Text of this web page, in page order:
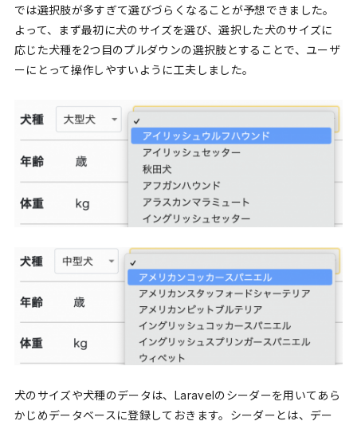
では選択肢が多すぎて選びづらくなることが予想できました。
よって、まず最初に犬のサイズを選び、選択した犬のサイズに
応じた犬種を2つ目のプルダウンの選択肢とすることで、ユーザ
ーにとって操作しやすいように工夫しました。
犬のサイズや犬種のデータは、Laravelのシーダーを用いてあら
かじめデータベースに登録しておきます。シーダーとは、デー